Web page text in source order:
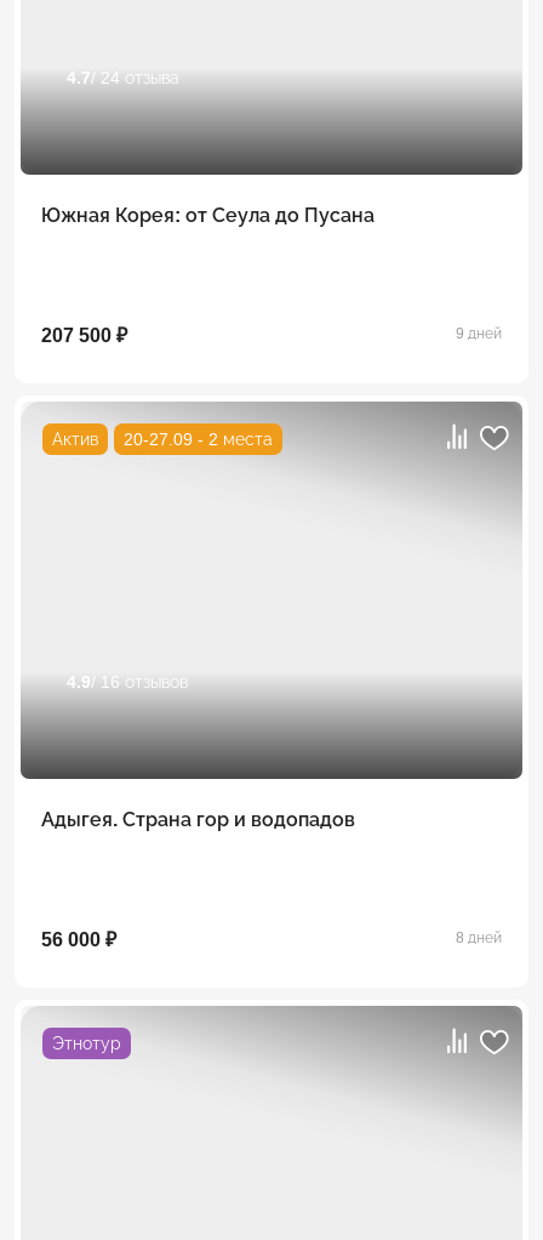
4.7/ 24 отзыва
Южная Корея: от Сеула до Пусана
207 500 ₽ 9 дней
Актив 20-27.09 - 2 места
4.9 / 16 отзывов
Адыгея. Страна гор и водопадов
56 000 ₽ 8 дней
Этнотур